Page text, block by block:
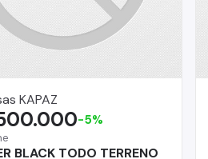
KAPAZ
BLACK TODO TERRENO
-5%